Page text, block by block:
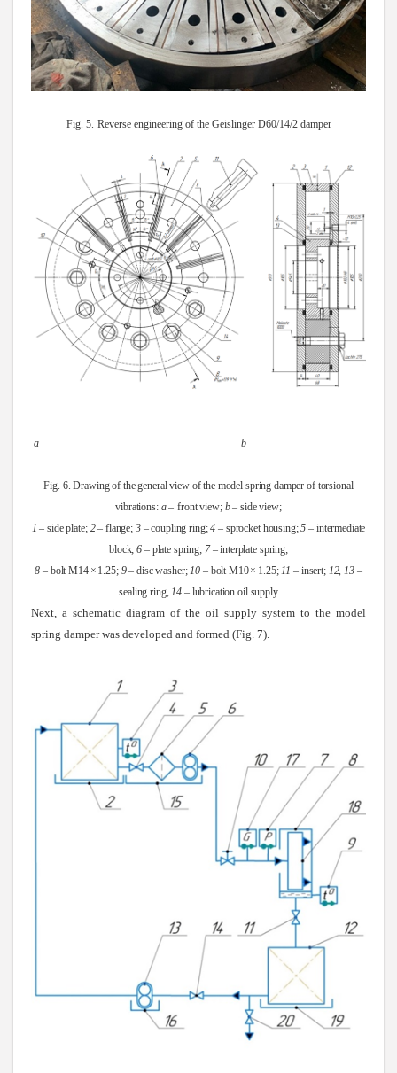
Fig. 5. Reverse engineering of the Geislinger D60/14/2 damper
a b
Fig. 6. Drawing of the general view of the model spring damper of torsional
vibrations: а– front view; b– side view;
1 – side plate; 2– flange; 3– coupling ring;4 – sprocket housing;5 – intermediate
block;6 – plate spring; 7– interplate spring;
8 – bolt M14 × 1.25; 9– disc washer;10 – bolt M10× 1.25;11 – insert; 12,13–
sealing ring,14 – lubrication oil supply
Next, a schematic diagram of the oil supply system to the model
spring damper was developed and formed (Fig. 7).